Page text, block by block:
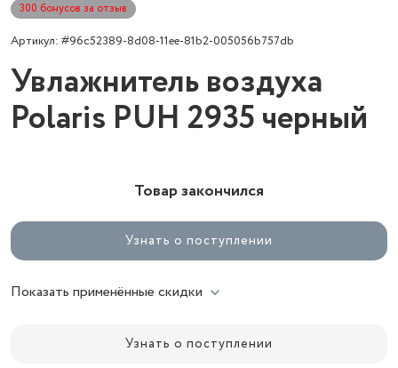
300 бонусов за отзыв
Артикул: #96c52389-8d08-11ee-81b2-005056b757db
Увлажнитель воздуха
Polaris PUH 2935 черный
Товар закончился
Узнать о поступлении
Показать применённые скидки
Узнать о поступлении